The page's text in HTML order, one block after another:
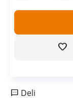
Deli